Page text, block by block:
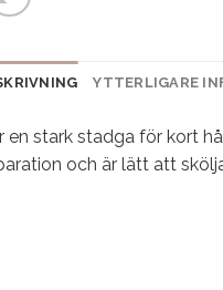
YTTERLIGARE
en stark stadga för kort
och är lätt att